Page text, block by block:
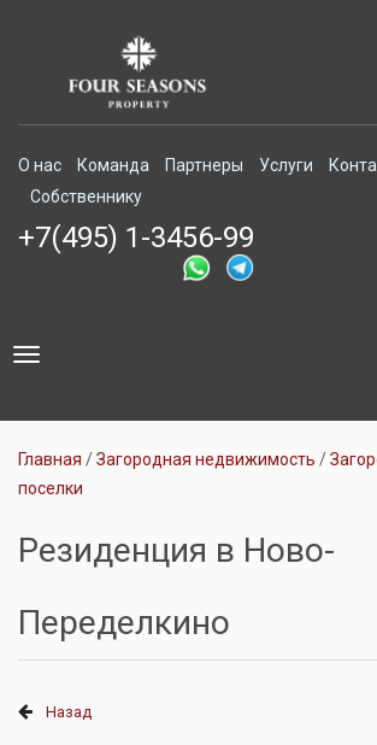
О нас Команда Партнеры Услуги
Собственнику
+7(495) 1-3456-99
Toggle
Главная Загородная недвижимость
поселки
Резиденция в Ново-
Переделкино
Назад